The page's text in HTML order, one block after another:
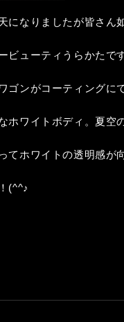
になりましたが皆さん
ビューティうらかたです
ゴンがコーティングに
ホワイトボディ。夏空
てホワイトの透明感が
(^^♪